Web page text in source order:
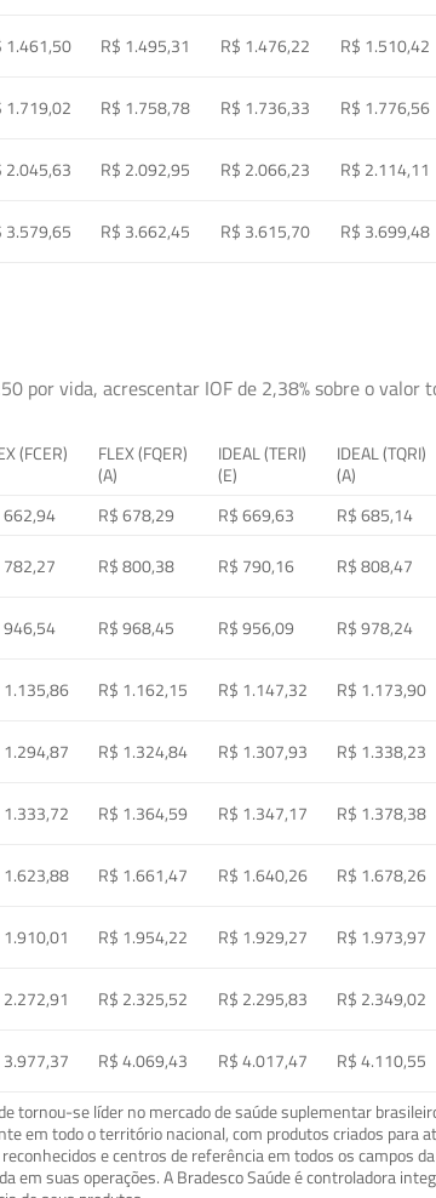
1.461,50 R$ 1.495,31 R$ 1.476,22 R$ 1.510,42
1.719,02 R$ 1.758,78 R$ 1.736,33 R$ 1.776,56
2.045,63 R$ 2.092,95 R$ 2.066,23 R$ 2.114,11
3.579,65 R$ 3.662,45 R$ 3.615,70 R$ 3.699,48
por vida, acrescentar IOF de 2,38% sobre o valor
(FCER)
FLEX (FQER)
(A)
IDEAL (TERI)
(E)
IDEAL (TQRI)
(A)
662,94 R$ 678,29 R$ 669,63 R$ 685,14
782,27 R$ 800,38 R$ 790,16 R$ 808,47
946,54 R$ 968,45 R$ 956,09 R$ 978,24
1.135,86 R$ 1.162,15 R$ 1.147,32 R$ 1.173,90
1.294,87 R$ 1.324,84 R$ 1.307,93 R$ 1.338,23
1.333,72 R$ 1.364,59 R$ 1.347,17 R$ 1.378,38
1.623,88 R$ 1.661,47 R$ 1.640,26 R$ 1.678,26
1.910,01 R$ 1.954,22 R$ 1.929,27 R$ 1.973,97
2.272,91 R$ 2.325,52 R$ 2.295,83 R$ 2.349,02
3.977,37 R$ 4.069,43 R$ 4.017,47 R$ 4.110,55
tornou-se líder no mercado de saúde suplementar
em todo o território nacional, com produtos criados
e centros de referência em todos os
suas operações. A Bradesco Saúde é controladora